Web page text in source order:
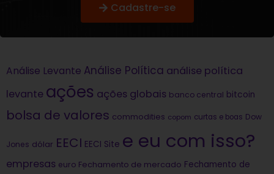
Cadastre-se
Análise Levante Análise Política análise política
levante ações ações globais banco central bitcoin
bolsa de valores commodities copom curtas e boas Dow
Jones dólar EECI EECI Site e eu com isso?
empresas euro Fechamento de mercado Fechamento de